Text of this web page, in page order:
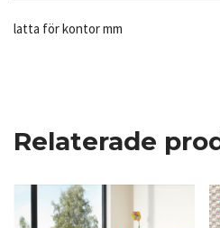
latta för kontor mm
Relaterade